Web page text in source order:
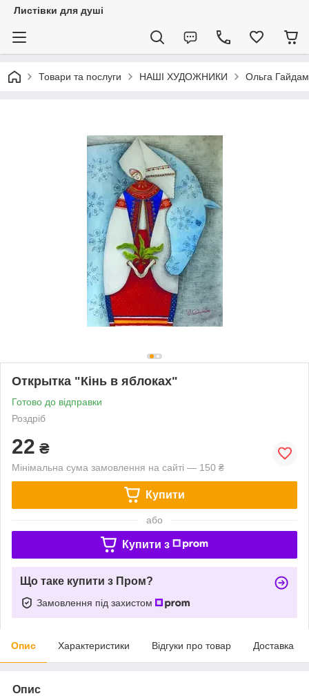
Листівки для душі
Товари та послуги НАШІ ХУДОЖНИКИ Ольга
Открытка "Кінь в яблоках"
Готово до відправки
Роздріб
22 ₴
Мінімальна сума замовлення на сайті — 150 ₴
Купити
або
Купити з
Що таке купити з Пром?
Замовлення під захистом
Опис Характеристики Відгуки про товар Доставка
Опис